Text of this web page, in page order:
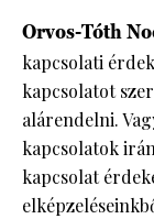
Orvos-Tóth
kapcsolati
kapcsolatot
alárendelni.
kapcsolatok
kapcsolat